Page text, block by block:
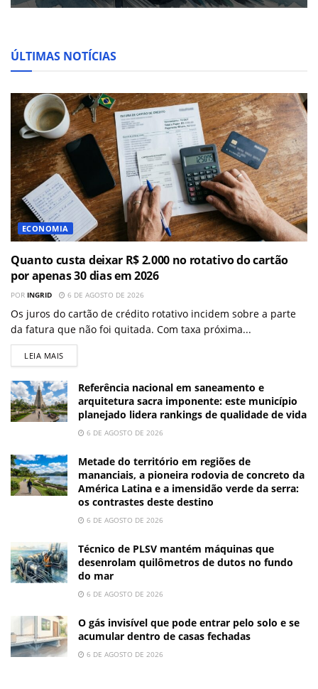
ÚLTIMAS NOTÍCIAS
ECONOMIA
Quanto custa deixar R$ 2.000 no rotativo do cartão
por apenas 30 dias em 2026
POR INGRID 6 DE AGOSTO DE 2026
Os juros do cartão de crédito rotativo incidem sobre a parte
da fatura que não foi quitada. Com taxa próxima...
LEIA MAIS
Referência nacional em saneamento e
arquitetura sacra imponente: este município
planejado lidera rankings de qualidade de vida
6 DE AGOSTO DE 2026
Metade do território em regiões de
mananciais, a pioneira rodovia de concreto da
América Latina e a imensidão verde da serra:
os contrastes deste destino
6 DE AGOSTO DE 2026
Técnico de PLSV mantém máquinas que
desenrolam quilômetros de dutos no fundo
do mar
6 DE AGOSTO DE 2026
O gás invisível que pode entrar pelo solo e se
acumular dentro de casas fechadas
6 DE AGOSTO DE 2026